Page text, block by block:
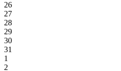
26
27
28
29
30
31
1
2